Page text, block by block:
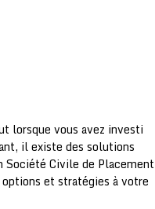
lorsque vous avez investi
il existe des solutions
Société Civile de Placement
et stratégies à votre